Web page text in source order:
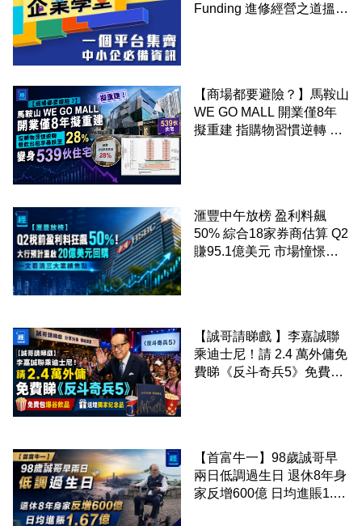
Funding 進修經營之道搵大
【商場都要避險？】馬鞍山
WE GO MALL 開業僅8年
擬重建 指購物習慣逆轉 餐
滙豐中午放榜 盈利料飆
50% 綜合18家券商估算 Q2
賺95.1億美元 市場憧憬重
【誠哥請睇戲 】李嘉誠聯
乘迪士尼！請 2.4 萬外傭免
費睇《反斗奇兵5》免費包
【首富牛一】98歲誠哥早
兩日低調過生日 退休8年身
家反增600億 日均進賬1.67